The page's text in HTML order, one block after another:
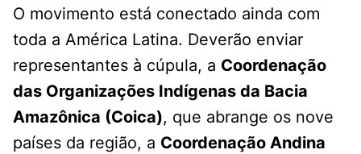
O movimento está conectado ainda com
toda a América Latina. Deverão enviar
representantes à cúpula, a Coordenação
das Organizações Indígenas da Bacia
Amazônica (Coica), que abrange os nove
países da região, a Coordenação Andina